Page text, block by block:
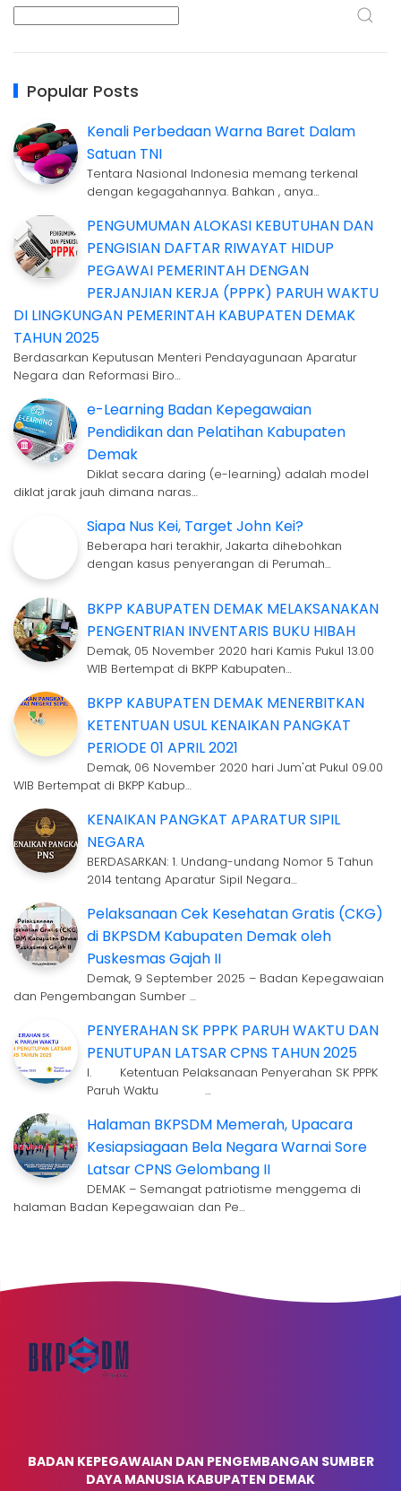
Popular Posts
Kenali Perbedaan Warna Baret Dalam
Satuan TNI
Tentara Nasional Indonesia memang terkenal
dengan kegagahannya. Bahkan , anya…
PENGUMUMAN ALOKASI KEBUTUHAN DAN
PENGISIAN DAFTAR RIWAYAT HIDUP
PEGAWAI PEMERINTAH DENGAN
PERJANJIAN KERJA (PPPK) PARUH WAKTU
DI LINGKUNGAN PEMERINTAH KABUPATEN DEMAK
TAHUN 2025
Berdasarkan Keputusan Menteri Pendayagunaan Aparatur
Negara dan Reformasi Biro…
e-Learning Badan Kepegawaian
Pendidikan dan Pelatihan Kabupaten
Demak
Diklat secara daring (e-learning) adalah model
diklat jarak jauh dimana naras…
Siapa Nus Kei, Target John Kei?
Beberapa hari terakhir, Jakarta dihebohkan
dengan kasus penyerangan di Perumah…
BKPP KABUPATEN DEMAK MELAKSANAKAN
PENGENTRIAN INVENTARIS BUKU HIBAH
Demak, 05 November 2020 hari Kamis Pukul 13.00
WIB Bertempat di BKPP Kabupaten…
BKPP KABUPATEN DEMAK MENERBITKAN
KETENTUAN USUL KENAIKAN PANGKAT
PERIODE 01 APRIL 2021
Demak, 06 November 2020 hari Jum'at Pukul 09.00
WIB Bertempat di BKPP Kabup…
KENAIKAN PANGKAT APARATUR SIPIL
NEGARA
BERDASARKAN: 1. Undang-undang Nomor 5 Tahun
2014 tentang Aparatur Sipil Negara…
Pelaksanaan Cek Kesehatan Gratis (CKG)
di BKPSDM Kabupaten Demak oleh
Puskesmas Gajah II
Demak, 9 September 2025 – Badan Kepegawaian
dan Pengembangan Sumber …
PENYERAHAN SK PPPK PARUH WAKTU DAN
PENUTUPAN LATSAR CPNS TAHUN 2025
I. Ketentuan Pelaksanaan Penyerahan SK PPPK
Paruh Waktu …
Halaman BKPSDM Memerah, Upacara
Kesiapsiagaan Bela Negara Warnai Sore
Latsar CPNS Gelombang II
DEMAK – Semangat patriotisme menggema di
halaman Badan Kepegawaian dan Pe…
BADAN KEPEGAWAIAN DAN PENGEMBANGAN SUMBER
DAYA MANUSIA KABUPATEN DEMAK